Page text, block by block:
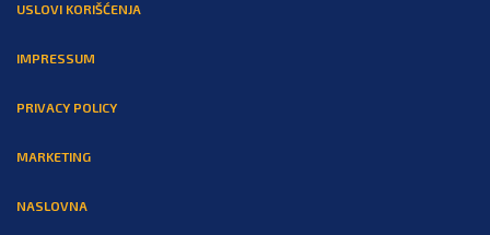
USLOVI KORIŠĆENJA
IMPRESSUM
PRIVACY POLICY
MARKETING
NASLOVNA